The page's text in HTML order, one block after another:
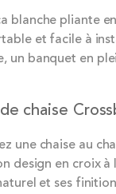
blanche pliante
et facile à
un banquet en
chaise
une chaise au
design en croix
et ses